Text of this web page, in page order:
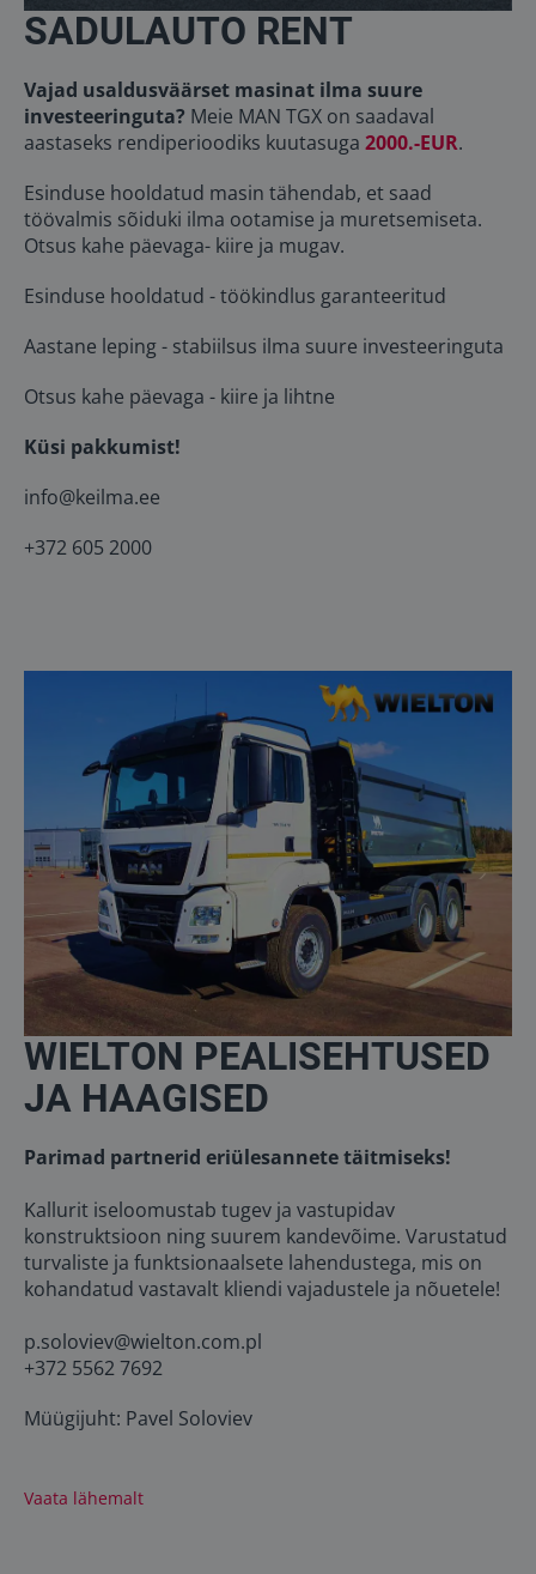
SADULAUTO RENT
Vajad usaldusväärset masinat ilma suure
investeeringuta? Meie MAN TGX on saadaval
aastaseks rendiperioodiks kuutasuga 2000.-EUR.
Esinduse hooldatud masin tähendab, et saad
töövalmis sõiduki ilma ootamise ja muretsemiseta.
Otsus kahe päevaga- kiire ja mugav.
Esinduse hooldatud - töökindlus garanteeritud
Aastane leping - stabiilsus ilma suure investeeringuta
Otsus kahe päevaga - kiire ja lihtne
Küsi pakkumist!
info@keilma.ee
+372 605 2000
WIELTON PEALISEHTUSED
JA HAAGISED
Parimad partnerid eriülesannete täitmiseks!
Kallurit iseloomustab tugev ja vastupidav
konstruktsioon ning suurem kandevõime. Varustatud
turvaliste ja funktsionaalsete lahendustega, mis on
kohandatud vastavalt kliendi vajadustele ja nõuetele!
p.soloviev@wielton.com.pl
+372 5562 7692
Müügijuht: Pavel Soloviev
Vaata lähemalt